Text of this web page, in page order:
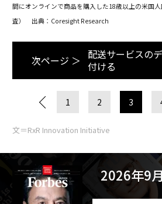
間にオンラインで商品を購入した18歳以上の米国
査） 出典：Coresight Research
次ページ ＞
配送サービスの
付ける
1 2 3
文＝RxR Innovation Initiative
2026年9